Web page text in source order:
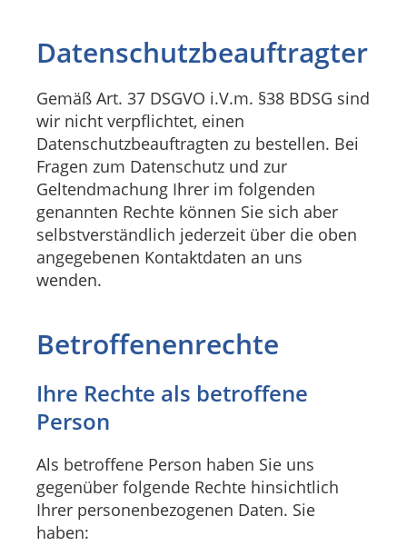
Datenschutzbeauftragter
Gemäß Art. 37 DSGVO i.V.m. §38 BDSG sind
wir nicht verpflichtet, einen
Datenschutzbeauftragten zu bestellen. Bei
Fragen zum Datenschutz und zur
Geltendmachung Ihrer im folgenden
genannten Rechte können Sie sich aber
selbstverständlich jederzeit über die oben
angegebenen Kontaktdaten an uns
wenden.
Betroffenenrechte
Ihre Rechte als betroffene
Person
Als betroffene Person haben Sie uns
gegenüber folgende Rechte hinsichtlich
Ihrer personenbezogenen Daten. Sie
haben: